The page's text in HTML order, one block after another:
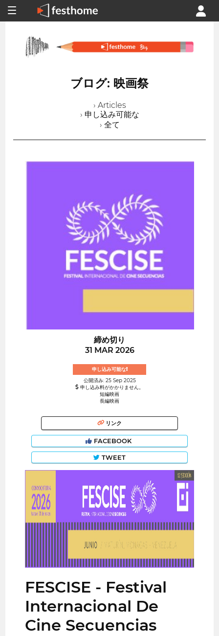
ブログ: 映画祭
› Articles
› 申し込み可能な
› 全て
締め切り
31 MAR 2026
申し込み可能な!
公開済み: 25 Sep 2025
申し込み料がかかりません。
短編映画
長編映画
リンク
FACEBOOK
TWEET
FESCISE - Festival
Internacional De
Cine Secuencias